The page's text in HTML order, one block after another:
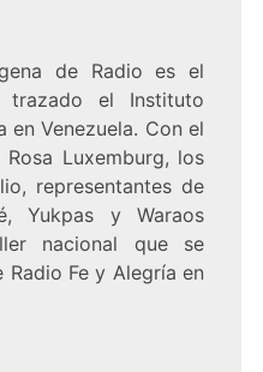
de Radio es el
el Instituto
en Venezuela. Con el
Luxemburg, los
representantes de
Yukpas y Waraos
nacional que se
Fe y Alegría en